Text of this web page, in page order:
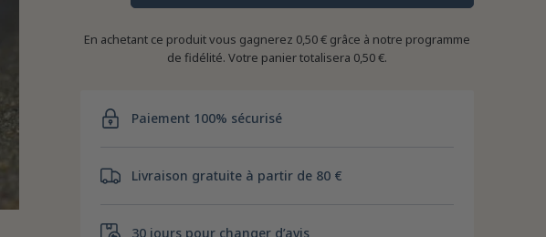
En achetant ce produit vous gagnerez 0,50 € grâce à notre programme
de fidélité. Votre panier totalisera 0,50 €.
Paiement 100% sécurisé
Livraison gratuite à partir de 80 €
30 jours pour changer d’avis